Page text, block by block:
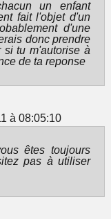
un enfant
fait l'objet d'un
d'une
donc prendre
tu m'autorise à
de ta reponse
à 08:05:10
êtes toujours
pas à utiliser